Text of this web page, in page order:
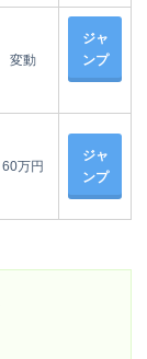
変動
ジャ
ンプ
60万円
ジャ
ンプ